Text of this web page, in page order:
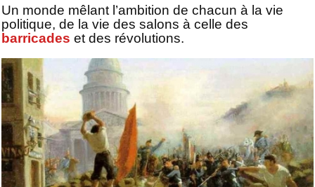
Un monde mêlant l’ambition de chacun à la vie
politique, de la vie des salons à celle des
barricades et des révolutions.